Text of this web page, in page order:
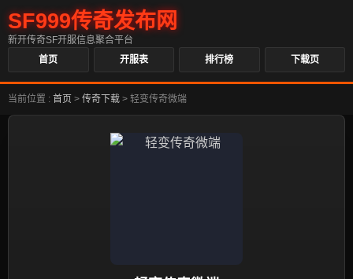
SF999传奇发布网
新开传奇SF开服信息聚合平台
首页
开服表 排行榜 下载页
当前位置 : 首页 > 传奇下载 > 轻变传奇微端